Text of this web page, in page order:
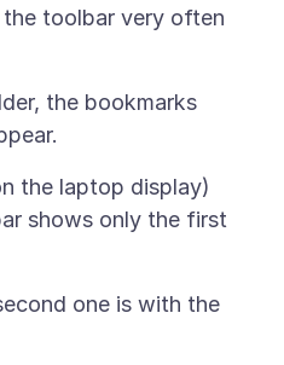
toolbar very often
the bookmarks
the laptop display)
shows only the first
one is with the